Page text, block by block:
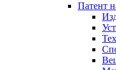
Патент